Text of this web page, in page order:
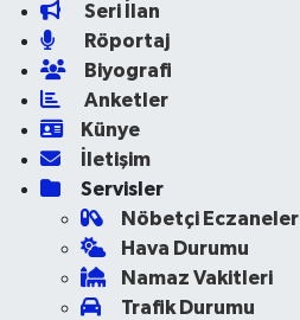
Seri İlan
Röportaj
Biyografi
Anketler
Künye
İletişim
Servisler
Nöbetçi Eczaneler
Hava Durumu
Namaz Vakitleri
Trafik Durumu